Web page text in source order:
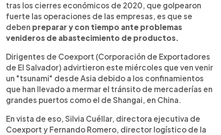
tras los cierres económicos de 2020, que golpearon
fuerte las operaciones de las empresas, es que se
deben preparar y con tiempo ante problemas
venideros de abastecimiento de productos.
Dirigentes de Coexport (Corporación de Exportadores
de El Salvador) advirtieron este miércoles que ven venir
un "tsunami" desde Asia debido a los confinamientos
que han llevado a mermar el tránsito de mercaderías en
grandes puertos como el de Shangai, en China.
En vista de eso, Silvia Cuéllar, directora ejecutiva de
Coexport y Fernando Romero, director logístico de la